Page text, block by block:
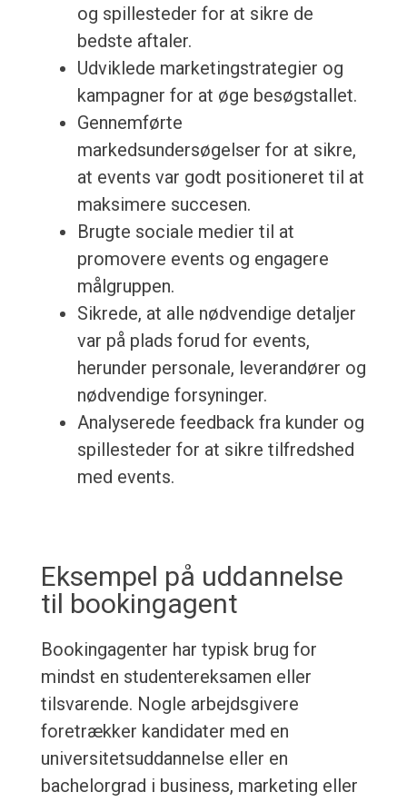
og spillesteder for at sikre de
bedste aftaler.
Udviklede marketingstrategier og
kampagner for at øge besøgstallet.
Gennemførte
markedsundersøgelser for at sikre,
at events var godt positioneret til at
maksimere succesen.
Brugte sociale medier til at
promovere events og engagere
målgruppen.
Sikrede, at alle nødvendige detaljer
var på plads forud for events,
herunder personale, leverandører og
nødvendige forsyninger.
Analyserede feedback fra kunder og
spillesteder for at sikre tilfredshed
med events.
Eksempel på uddannelse
til bookingagent
Bookingagenter har typisk brug for
mindst en studentereksamen eller
tilsvarende. Nogle arbejdsgivere
foretrækker kandidater med en
universitetsuddannelse eller en
bachelorgrad i business, marketing eller